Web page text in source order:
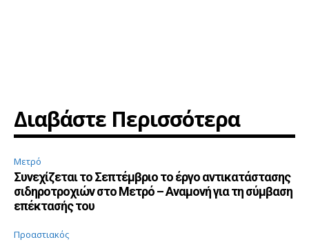
Διαβάστε Περισσότερα
Μετρό
Συνεχίζεται το Σεπτέμβριο το έργο αντικατάστασης
σιδηροτροχιών στο Μετρό – Αναμονή για τη σύμβαση
επέκτασής του
Προαστιακός